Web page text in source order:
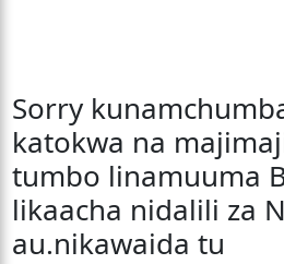
Sorry
katokwa na
tumbo linamuuma
likaacha nidalili za
au.nikawaida tu